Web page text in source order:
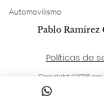
Automovilismo
Pablo Ramírez
Políticas de
Copyright ©2026 por
Company. -